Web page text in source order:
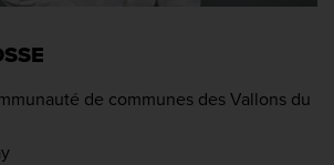
de communes des Vallons du